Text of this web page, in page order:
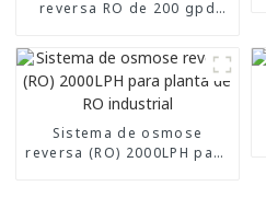
reversa RO de 200 gpd
Sistema de osmose
reversa (RO) 2000LPH para